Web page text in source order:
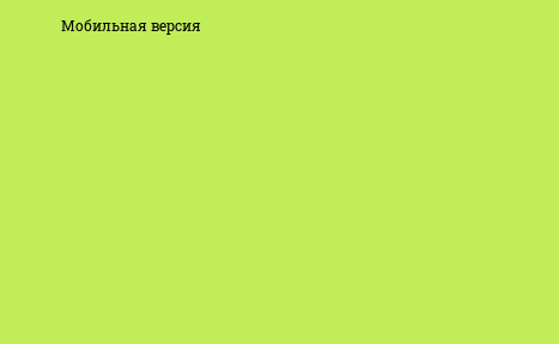
Мобильная версия